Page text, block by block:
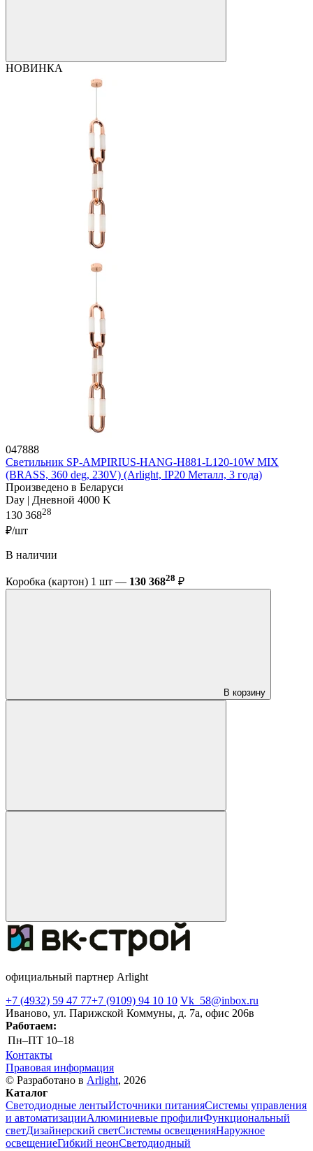
НОВИНКА
047888
Светильник SP-AMPIRIUS-HANG-H881-L120-10W MIX
(BRASS, 360 deg, 230V) (Arlight, IP20 Металл, 3 года)
Произведено в Беларуси
Day | Дневной 4000 K
130 36828
₽/шт
В наличии
Коробка (картон) 1 шт — 130 36828 ₽
В корзину
официальный партнер Arlight
+7 (4932) 59 47 77+7 (9109) 94 10 10 Vk_58@inbox.ru
Иваново, ул. Парижской Коммуны, д. 7а, офис 206в
Работаем:
Пн–ПТ 10–18
Контакты
Правовая информация
© Разработано в Arlight, 2026
Каталог
Светодиодные лентыИсточники питанияСистемы управления
и автоматизацииАлюминиевые профилиФункциональный
светДизайнерский светСистемы освещенияНаружное
освещениеГибкий неонСветодиодный